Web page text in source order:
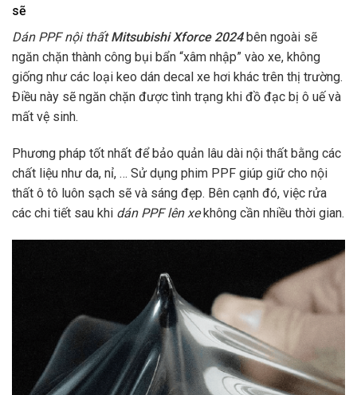
sẽ
Dán PPF nội thấtMitsubishi Xforce 2024bên ngoài sẽ
ngăn chặn thành công bụi bẩn “xâm nhập” vào xe, không
giống như các loại keo dán decal xe hơi khác trên thị trường.
Điều này sẽ ngăn chặn được tình trạng khi đồ đạc bị ô uế và
mất vệ sinh.
Phương pháp tốt nhất để bảo quản lâu dài nội thất bằng các
chất liệu như da, nỉ, … Sử dụng phim PPF giúp giữ cho nội
thất ô tô luôn sạch sẽ và sáng đẹp. Bên cạnh đó, việc rửa
các chi tiết sau khi dán PPF lên xekhông cần nhiều thời gian.